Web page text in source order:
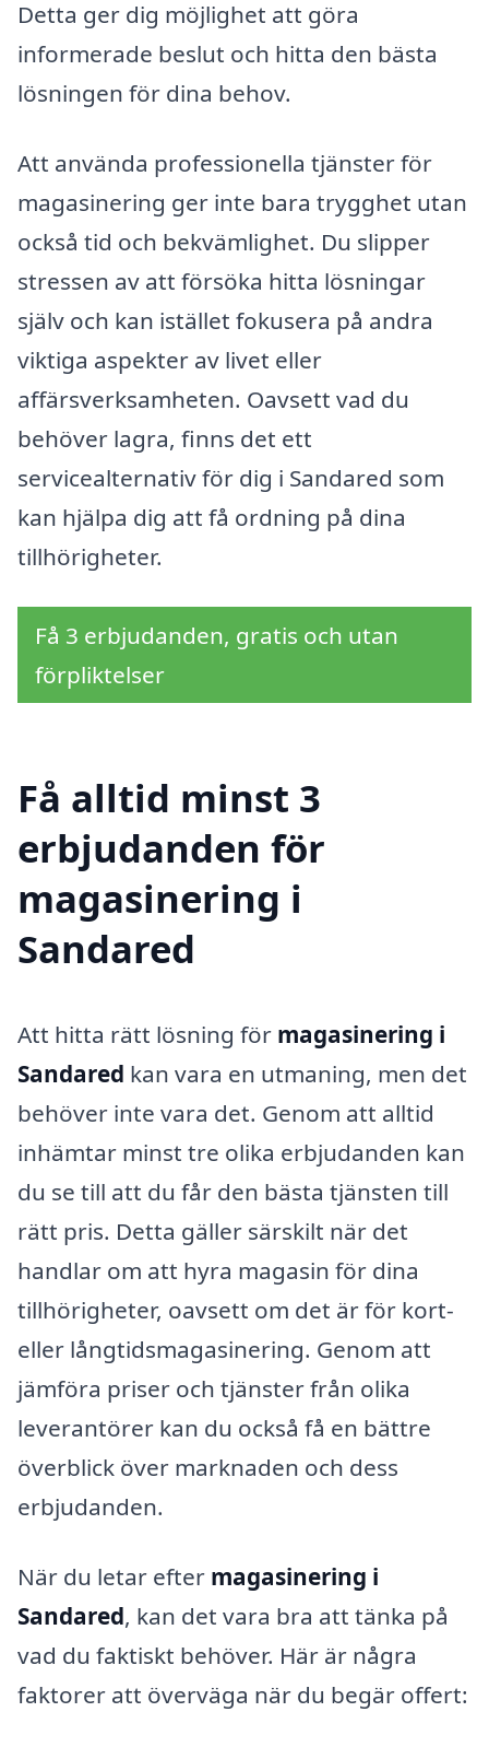
Detta ger dig möjlighet att göra
informerade beslut och hitta den bästa
lösningen för dina behov.
Att använda professionella tjänster för
magasinering ger inte bara trygghet utan
också tid och bekvämlighet. Du slipper
stressen av att försöka hitta lösningar
själv och kan istället fokusera på andra
viktiga aspekter av livet eller
affärsverksamheten. Oavsett vad du
behöver lagra, finns det ett
servicealternativ för dig i Sandared som
kan hjälpa dig att få ordning på dina
tillhörigheter.
Få 3 erbjudanden, gratis och utan
förpliktelser
Få alltid minst 3
erbjudanden för
magasinering i
Sandared
Att hitta rätt lösning för magasinering i
Sandared kan vara en utmaning, men det
behöver inte vara det. Genom att alltid
inhämtar minst tre olika erbjudanden kan
du se till att du får den bästa tjänsten till
rätt pris. Detta gäller särskilt när det
handlar om att hyra magasin för dina
tillhörigheter, oavsett om det är för kort-
eller långtidsmagasinering. Genom att
jämföra priser och tjänster från olika
leverantörer kan du också få en bättre
överblick över marknaden och dess
erbjudanden.
När du letar efter magasinering i
Sandared, kan det vara bra att tänka på
vad du faktiskt behöver. Här är några
faktorer att överväga när du begär offert: